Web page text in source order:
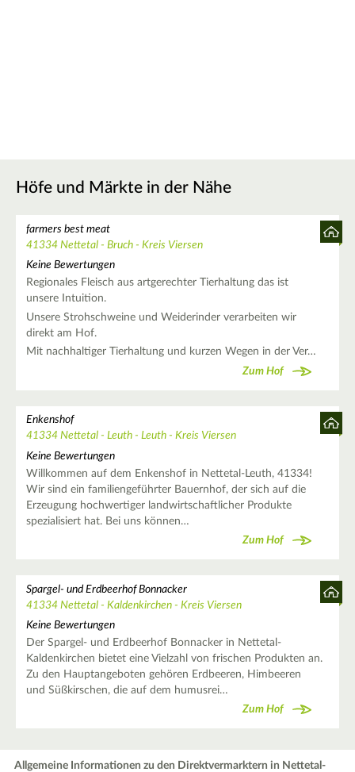
Höfe und Märkte in der Nähe
farmers best meat
41334 Nettetal - Bruch - Kreis Viersen
Keine Bewertungen
Regionales Fleisch aus artgerechter Tierhaltung das ist
unsere Intuition.
Unsere Strohschweine und Weiderinder verarbeiten wir
direkt am Hof.
Mit nachhaltiger Tierhaltung und kurzen Wegen in der Ver…
Zum Hof
Enkenshof
41334 Nettetal - Leuth - Leuth - Kreis Viersen
Keine Bewertungen
Willkommen auf dem Enkenshof in Nettetal-Leuth, 41334!
Wir sind ein familiengeführter Bauernhof, der sich auf die
Erzeugung hochwertiger landwirtschaftlicher Produkte
spezialisiert hat. Bei uns können…
Zum Hof
Spargel- und Erdbeerhof Bonnacker
41334 Nettetal - Kaldenkirchen - Kreis Viersen
Keine Bewertungen
Der Spargel- und Erdbeerhof Bonnacker in Nettetal-
Kaldenkirchen bietet eine Vielzahl von frischen Produkten an.
Zu den Hauptangeboten gehören Erdbeeren, Himbeeren
und Süßkirschen, die auf dem humusrei…
Zum Hof
Allgemeine Informationen zu den Direktvermarktern in Nettetal-